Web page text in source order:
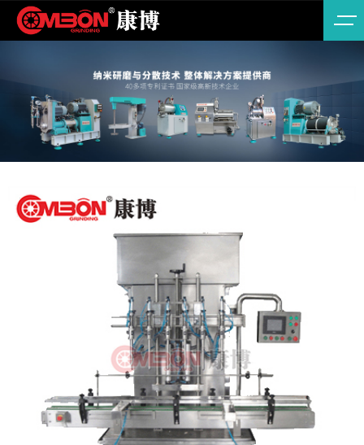
ABOUT
US
了解康博机械
公司简
介
NEWS
见证我们前进的脚
涂料/
油墨/
色浆
陶瓷
材
料/5G/MLCC
纳米
新材
医药/
化妆
品
农药/
农化/
产品